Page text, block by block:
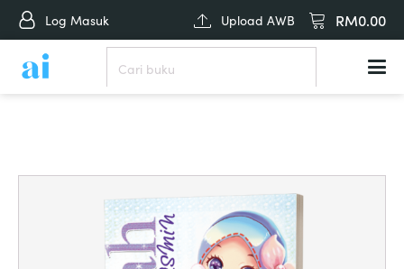
Log Masuk Upload AWB RM0.00